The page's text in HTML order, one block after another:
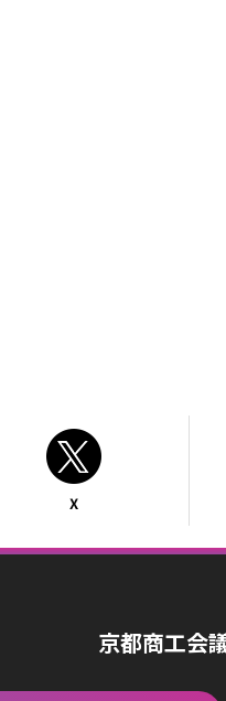
京都商工会